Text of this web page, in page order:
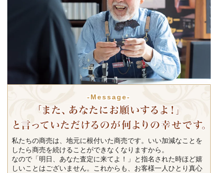
-Message-
私たちの商売は、地元に根付いた商売です。いい加減なことを
したら商売を続けることができなくなりますから。
なので「明日、あなた査定に来てよ！」と指名された時ほど嬉
しいことはございません。これからも、お客様一人ひとり真心